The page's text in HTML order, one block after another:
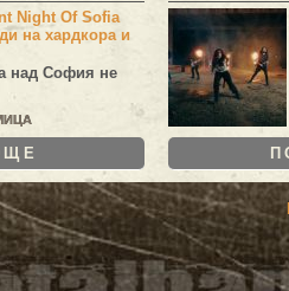
Night Of Sofia
на хардкора и
над София не